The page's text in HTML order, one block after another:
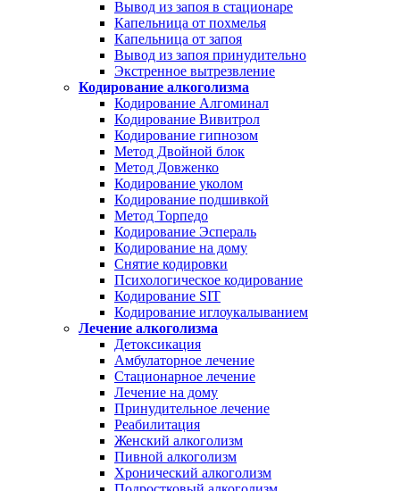
Вывод из запоя в стационаре
Капельница от похмелья
Капельница от запоя
Вывод из запоя принудительно
Экстренное вытрезвление
Кодирование алкоголизма
Кодирование Алгоминал
Кодирование Вивитрол
Кодирование гипнозом
Метод Двойной блок
Метод Довженко
Кодирование уколом
Кодирование подшивкой
Метод Торпедо
Кодирование Эспераль
Кодирование на дому
Снятие кодировки
Психологическое кодирование
Кодирование SIT
Кодирование иглоукалыванием
Лечение алкоголизма
Детоксикация
Амбулаторное лечение
Стационарное лечение
Лечение на дому
Принудительное лечение
Реабилитация
Женский алкоголизм
Пивной алкоголизм
Хронический алкоголизм